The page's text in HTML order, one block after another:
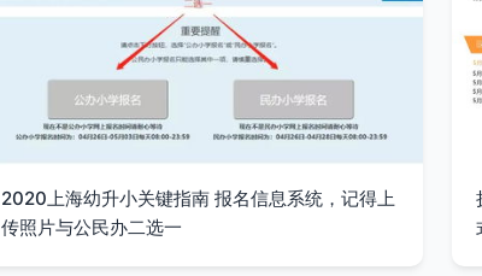
2020上海幼升小关键指南 报名信息系统，记得上
传照片与公民办二选一